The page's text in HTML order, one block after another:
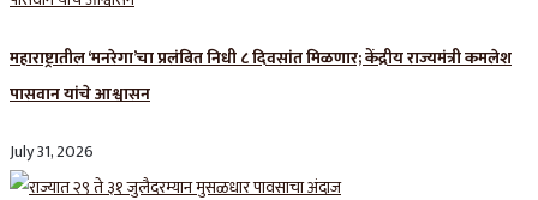
महाराष्ट्रातील ‘मनरेगा’चा प्रलंबित निधी ८ दिवसांत मिळणार; केंद्रीय राज्यमंत्री कमलेश
पासवान यांचे आश्वासन
July 31, 2026